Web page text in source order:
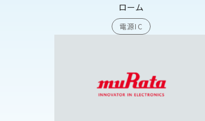
ローム
電源IC